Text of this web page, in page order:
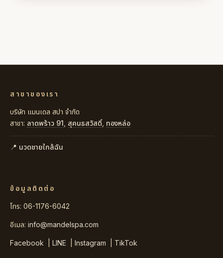
สาขาของเรา
บริษัท แมนเดล สปา จำกัด
สาขา: ลาดพร้าว 91 สุคนธสวัสดิ์ ทองหล่อ
📍 นวดชายใกล้ฉัน
ข้อมูลติดต่อ
โทร: 06-1176-6042
อีเมล: info@mandelspa.com
Facebook LINE Instagram TikTok